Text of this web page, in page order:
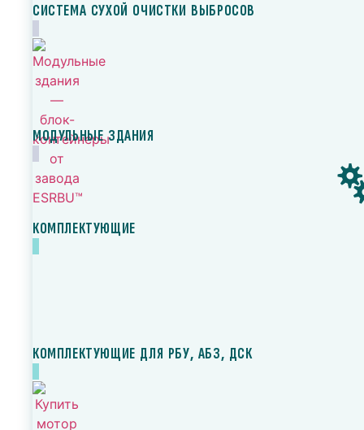
СИСТЕМА СУХОЙ ОЧИСТКИ ВЫБРОСОВ
МОДУЛЬНЫЕ ЗДАНИЯ
КОМПЛЕКТУЮЩИЕ
КОМПЛЕКТУЮЩИЕ ДЛЯ РБУ, АБЗ, ДСК